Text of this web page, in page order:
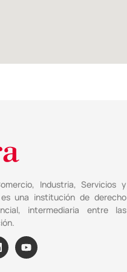
Industria, Servicios y
una institución de derecho
intermediaria entre las